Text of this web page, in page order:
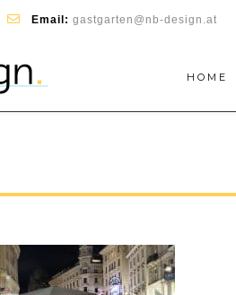
Email: gastgarten@nb-design.at
HOME